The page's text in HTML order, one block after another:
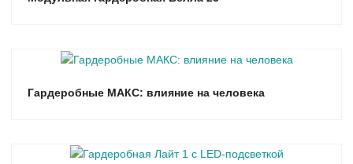
Гардеробные МАКС: влияние на человека